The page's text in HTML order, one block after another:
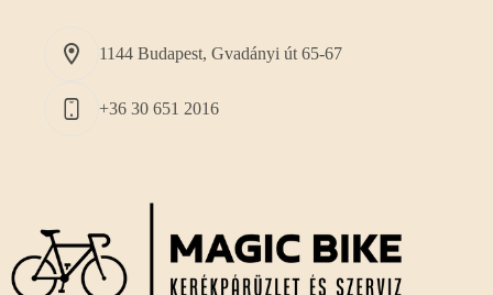
1144 Budapest, Gvadányi út 65-67
+36 30 651 2016